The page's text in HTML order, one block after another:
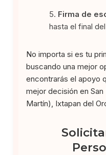
Firma de
hasta el final
No importa si es tu
buscando una mejor
encontrarás el apoyo
mejor decisión en
Martín), Ixtapan del